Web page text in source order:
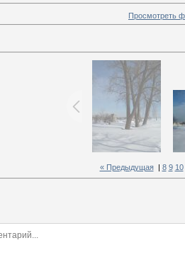
Просмотреть
« Предыдущая| 8 9 10